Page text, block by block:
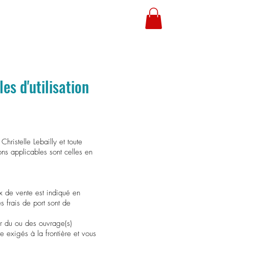
d'utilisation
Lebailly et toute
applicables sont celles en
de vente est indiqué en
frais de port sont de
du ou des ouvrage(s)
exigés à la frontière et vous